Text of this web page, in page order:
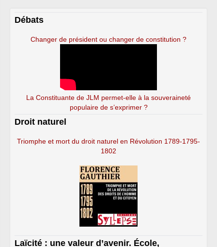
Débats
Changer de président ou changer de constitution ?
La Constituante de JLM permet-elle à la souveraineté
populaire de s’exprimer ?
Droit naturel
Triomphe et mort du droit naturel en Révolution 1789-1795-
1802
Laïcité : une valeur d’avenir. École,